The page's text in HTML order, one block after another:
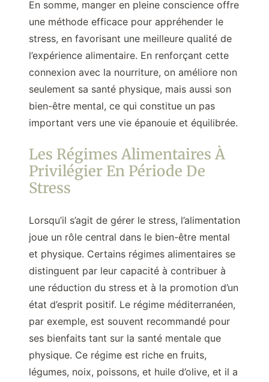
En somme, manger en pleine conscience offre
une méthode efficace pour appréhender le
stress, en favorisant une meilleure qualité de
l’expérience alimentaire. En renforçant cette
connexion avec la nourriture, on améliore non
seulement sa santé physique, mais aussi son
bien-être mental, ce qui constitue un pas
important vers une vie épanouie et équilibrée.
Les Régimes Alimentaires À
Privilégier En Période De
Stress
Lorsqu’il s’agit de gérer le stress, l’alimentation
joue un rôle central dans le bien-être mental
et physique. Certains régimes alimentaires se
distinguent par leur capacité à contribuer à
une réduction du stress et à la promotion d’un
état d’esprit positif. Le régime méditerranéen,
par exemple, est souvent recommandé pour
ses bienfaits tant sur la santé mentale que
physique. Ce régime est riche en fruits,
légumes, noix, poissons, et huile d’olive, et il a